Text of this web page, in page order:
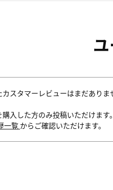
スタマーレビューはまだありま
入した方のみ投稿いただけます
一覧 からご確認いただけます。